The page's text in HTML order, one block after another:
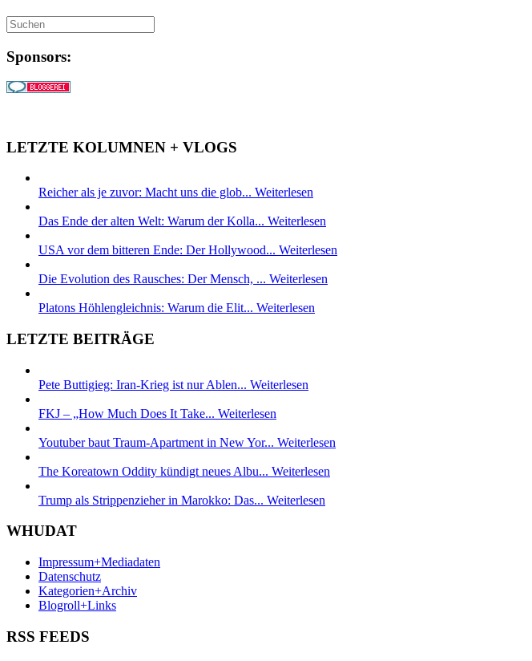
Sponsors:
LETZTE KOLUMNEN + VLOGS
Reicher als je zuvor: Macht uns die glob... Weiterlesen
Das Ende der alten Welt: Warum der Kolla... Weiterlesen
USA vor dem bitteren Ende: Der Hollywood... Weiterlesen
Die Evolution des Rausches: Der Mensch, ... Weiterlesen
Platons Höhlengleichnis: Warum die Elit... Weiterlesen
LETZTE BEITRÄGE
Pete Buttigieg: Iran-Krieg ist nur Ablen... Weiterlesen
FKJ – „How Much Does It Take... Weiterlesen
Youtuber baut Traum-Apartment in New Yor... Weiterlesen
The Koreatown Oddity kündigt neues Albu... Weiterlesen
Trump als Strippenzieher in Marokko: Das... Weiterlesen
WHUDAT
Impressum+Mediadaten
Datenschutz
Kategorien+Archiv
Blogroll+Links
RSS FEEDS